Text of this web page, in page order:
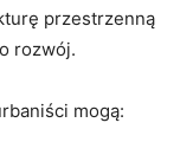
⁤przestrzenną
rozwój.
mogą: